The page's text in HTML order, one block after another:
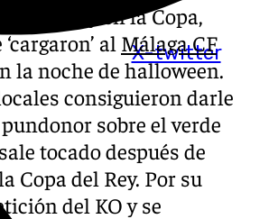
X-twitter
existen y en la Copa,
al Málaga CF
la noche de halloween.
consiguieron darle
sobre el verde
tocado después de
Copa del Rey. Por su
del KO y se